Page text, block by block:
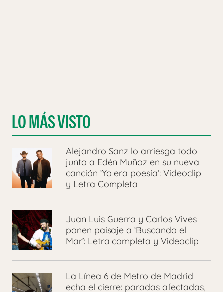
LO MÁS VISTO
Alejandro Sanz lo arriesga todo
junto a Edén Muñoz en su nueva
canción ‘Yo era poesía’: Videoclip
y Letra Completa
Juan Luis Guerra y Carlos Vives
ponen paisaje a ‘Buscando el
Mar’: Letra completa y Videoclip
La Línea 6 de Metro de Madrid
echa el cierre: paradas afectadas,